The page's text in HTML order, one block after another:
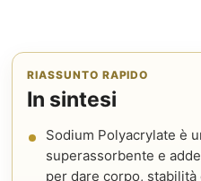
RIASSUNTO RAPIDO
In sintesi
Sodium Polyacrylate è
superassorbente e
per dare corpo,